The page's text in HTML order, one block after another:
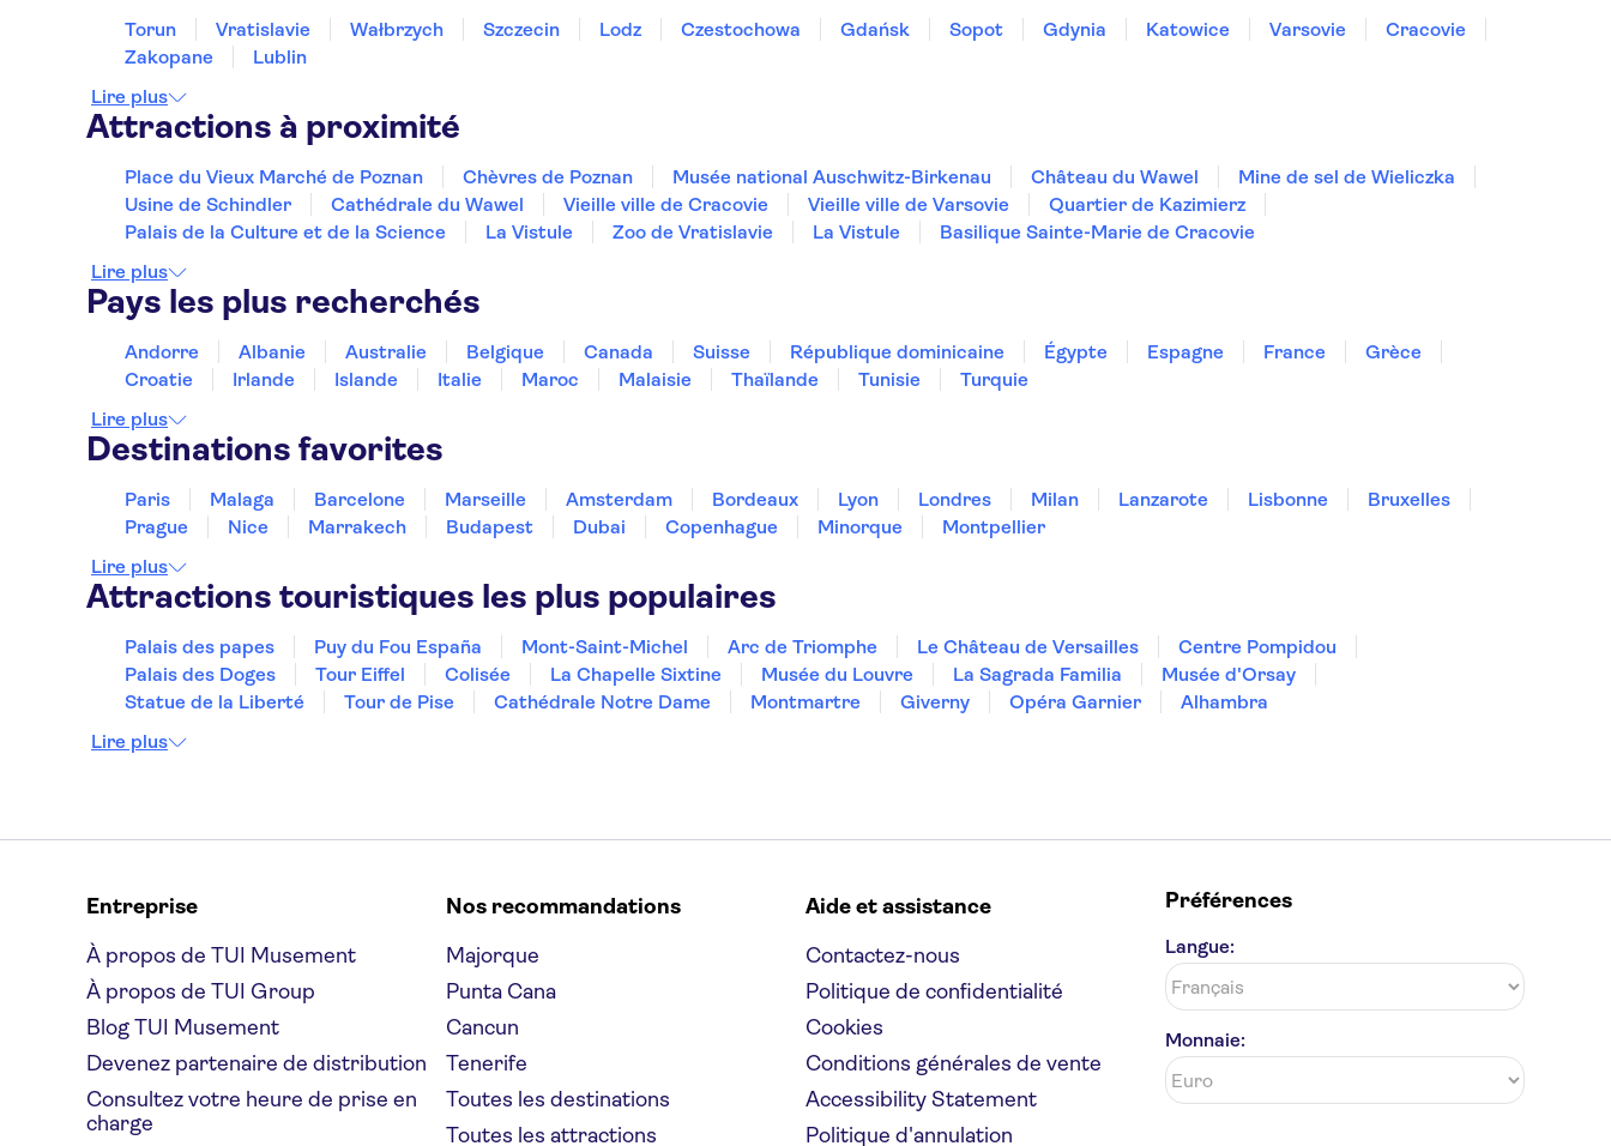
Torun Vratislavie Wałbrzych Szczecin Lodz Czestochowa Gdańsk Sopot Gdynia Katowice Varsovie
Cracovie
Zakopane
Lublin
Lire plus
Attractions à proximité
Place du Vieux Marché de Poznan Chèvres de Poznan Musée national Auschwitz-Birkenau Château du Wawel
Mine de sel de Wieliczka
Usine de Schindler
Cathédrale du Wawel Vieille ville de Cracovie Vieille ville de Varsovie
Quartier de Kazimierz
Palais de la Culture et de la Science
La Vistule Zoo de Vratislavie La Vistule
Basilique Sainte-Marie de Cracovie
Lire plus
Pays les plus recherchés
Andorre Albanie Australie Belgique Canada Suisse République dominicaine Égypte Espagne France
Grèce
Croatie
Irlande Islande Italie Maroc Malaisie Thaïlande Tunisie
Turquie
Lire plus
Destinations favorites
Paris Malaga Barcelone Marseille Amsterdam Bordeaux Lyon Londres Milan Lanzarote Lisbonne
Bruxelles
Prague
Nice Marrakech Budapest Dubai Copenhague Minorque
Montpellier
Lire plus
Attractions touristiques les plus populaires
Palais des papes Puy du Fou España Mont-Saint-Michel Arc de Triomphe Le Château de Versailles
Centre Pompidou
Palais des Doges
Tour Eiffel Colisée La Chapelle Sixtine Musée du Louvre La Sagrada Familia
Musée d'Orsay
Statue de la Liberté
Tour de Pise Cathédrale Notre Dame Montmartre Giverny Opéra Garnier
Alhambra
Lire plus
Entreprise
À propos de TUI Musement
À propos de TUI Group
Blog TUI Musement
Devenez partenaire de distribution
Consultez votre heure de prise en
charge
Nos recommandations
Majorque
Punta Cana
Cancun
Tenerife
Toutes les destinations
Toutes les attractions
Aide et assistance
Contactez-nous
Politique de confidentialité
Cookies
Conditions générales de vente
Accessibility Statement
Politique d'annulation
Préférences
Langue:
Monnaie: